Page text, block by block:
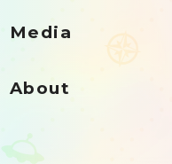
Media
About